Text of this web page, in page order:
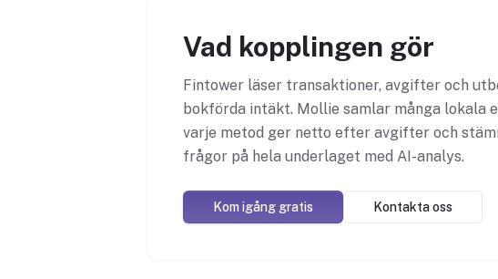
Vad kopplingen gör
Fintower läser transaktioner, avgifter och
bokförda intäkt. Mollie samlar många lokala
varje metod ger netto efter avgifter och
frågor på hela underlaget med AI-analys.
Kom igång gratis Kontakta oss